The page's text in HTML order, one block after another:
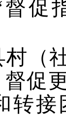
督
村（
督促
转接